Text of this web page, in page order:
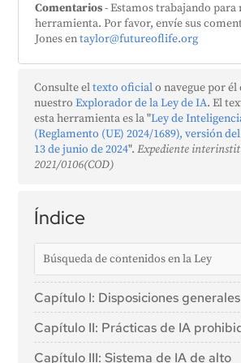
Índice
Capítulo I: Disposiciones generales
Artículo 1: Objeto
Artículo 2: Ámbito de aplicación
Capítulo II: Prácticas de IA
Artículo 5: Prácticas de IA prohibidas
Capítulo III: Sistema de IA de alto
Comentarios- Estamos trabajando para
herramienta. Por favor, envíe sus
Jones entaylor@futureoflife.org
Consulte eltexto oficialo navegue por él
nuestroExplorador de la Ley de IA. El
esta herramienta es la "Ley de
(Reglamento (UE) 2024/1689), versión
13 de junio de 2024".Expediente
2021/0106(COD)